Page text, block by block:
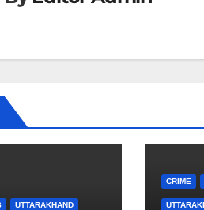
UTTARAKHAND
CRIME